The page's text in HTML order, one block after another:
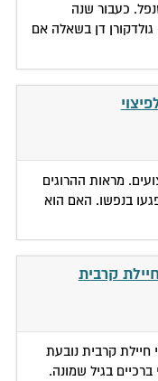
כעבור שנה
דן בשאלה אם
מראות ההרוגים
בנפשו. האם הוא
קרבית
קרבית נובעת
בגיל שמונה.